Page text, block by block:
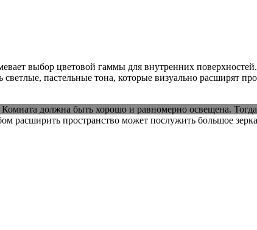
выбор цветовой гаммы для внутренних
пастельные тона, которые визуально расширят
должна быть хорошо и равномерно освещена. Тогда
расширить пространство может послужить большое